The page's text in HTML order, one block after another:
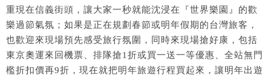
重現在信義街頭，讓大家一秒就能沈浸在『世界樂園』的歡
樂過節氣氛；如果是正在規劃春節或明年假期的台灣旅客，
也歡迎來現場預先感受旅行氛圍，同時來現場搶好康，包括
東京奧運來回機票、排隊搶1折或買一送一等優惠、全站無門
檻折扣價再9折，現在就把明年旅遊行程買起來，讓明年出遊